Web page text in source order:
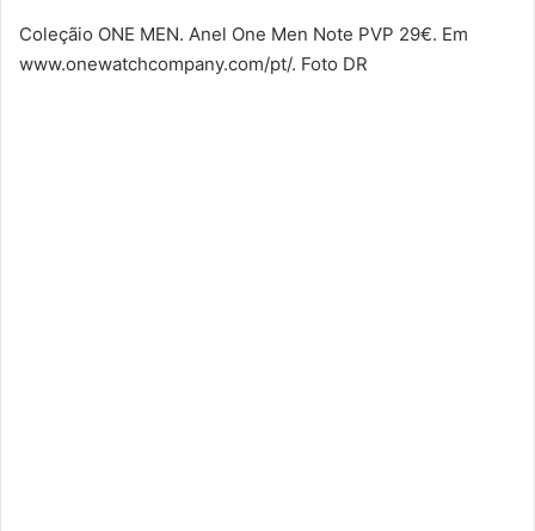
Coleçãio ONE MEN. Anel One Men Note PVP 29€. Em
www.onewatchcompany.com/pt/. Foto DR